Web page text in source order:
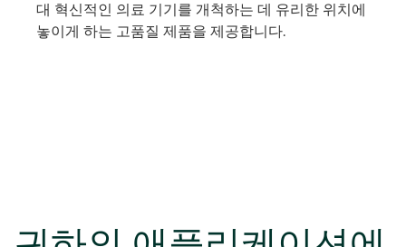
대 혁신적인 의료 기기를 개척하는 데 유리한 위치에
놓이게 하는 고품질 제품을 제공합니다.